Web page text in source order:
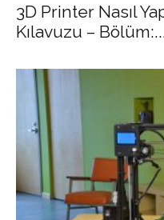
3D Printer Nasıl
Kılavuzu –